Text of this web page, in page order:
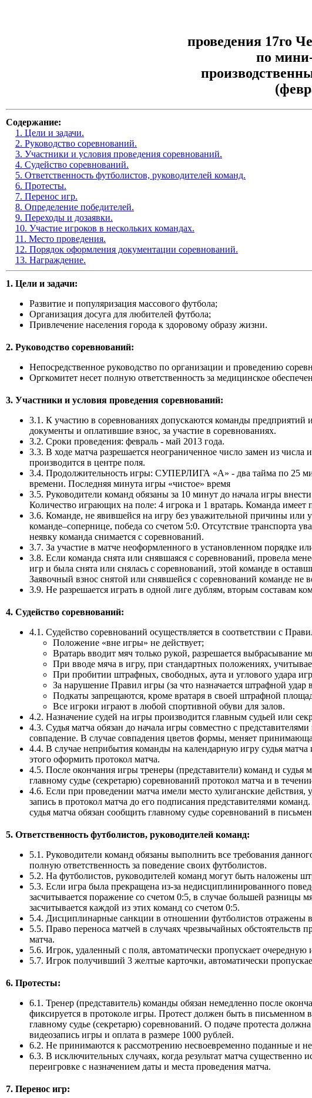
проведения 17го
по
Содержание:
1. Цели и задачи.
2. Руководство соревнований.
3. Участники и условия проведения соревнований.
4. Судейство соревнований.
5. Ответственность футболистов, руководителей команд.
6. Протесты.
7. Перенос игр.
8. Определение победителей.
9. Переходы и дозаявки.
10. Участие игроков в нескольких командах.
11. Место проведения.
12. Порядок оформления документации соревнований.
13. Награждение.
1. Цели и задачи:
Развитие и популяризация массового футбола;
Организация досуга для любителей футбола;
Привлечение населения города к здоровому образу жизни.
2. Руководство соревнований:
Непосредственное руководство по организации и проведению
Оргкомитет несет полную ответственность за медицинское
3. Участники и условия проведения соревнований:
3.1. К участию в соревнованиях допускаются команды
документы и оплатившие взнос, за участие в соревнованиях.
3.2. Сроки проведения: февраль - май 2013 года.
3.3. В ходе матча разрешается неограниченное число замен из
производится в центре поля.
3.4. Продолжительность игры: СУПЕРЛИГА «А» - два тайма по 25
времени. Последняя минута игры «чистое» время
3.5. Руководители команд обязаны за 10 минут до начала игры
Количество играющих на поле: 4 игрока и 1 вратарь. Команда имеет
3.6. Команде, не явившейся на игру без уважительной причины или
команде–сопернице, победа со счетом 5:0. Отсутствие транспорта
неявку команда снимается с соревнований.
3.7. За участие в матче неоформленного в установленном порядке
3.8. Если команда снята или снявшаяся с соревнований, провела
игр и была снята или снялась с соревнований, этой команде в
Заявочный взнос снятой или снявшейся с соревнований команде не
3.9. Не разрешается играть в одной лиге дублям, вторым составам
4. Судейство соревнований:
4.1. Судейство соревнований осуществляется в соответствии с
Положение «вне игры» не действует;
Вратарь вводит мяч только рукой, разрешается выбрасывание
При вводе мяча в игру, при стандартных положениях,
При пробитии штрафных, свободных, аута и углового удара
За нарушение Правил игры (за что назначается штрафной удар
Подкаты запрещаются, кроме вратаря в своей штрафной
Все игроки играют в любой спортивной обуви для залов.
4.2. Назначение судей на игры производится главным судьей или
4.3. Судья матча обязан до начала игры совместно с
совпадение. В случае совпадения цветов формы, меняет
4.4. В случае неприбытия команды на календарную игру судья
этого оформить протокол матча.
4.5. После окончания игры тренеры (представители) команд и судья
главному судье (секретарю) соревнований протокол матча и в
4.6. Если при проведении матча имели место хулиганские
запись в протокол матча до его подписания представителями
судья матча обязан сообщить главному судье соревнований в
5. Ответственность футболистов, руководителей команд:
5.1. Руководители команд обязаны выполнить все требования
полную ответственность за поведение своих футболистов.
5.2. На футболистов, руководителей команд могут быть наложены
5.3. Если игра была прекращена из-за недисциплинированного
засчитывается поражение со счетом 0:5, в случае большей разницы
засчитывается каждой из этих команд со счетом 0:5.
5.4. Дисциплинарные санкции в отношении футболистов отражены в
5.5. Право переноса матчей в случаях чрезвычайных обстоятельств
матча.
5.6. Игрок, удаленный с поля, автоматически пропускает очередную
5.7. Игрок получивший 3 желтые карточки, автоматически
6. Протесты:
6.1. Тренер (представитель) команды обязан немедленно после
фиксируется в протоколе игры. Протест должен быть в письменном
главному судье (секретарю) соревнований. О подаче протеста
видеозапись игры и оплата в размере 1000 рублей.
6.2. Не принимаются к рассмотрению несвоевременно поданные и
6.3. В исключительных случаях, когда результат матча
переигровке с назначением даты и места проведения матча.
7. Перенос игр: